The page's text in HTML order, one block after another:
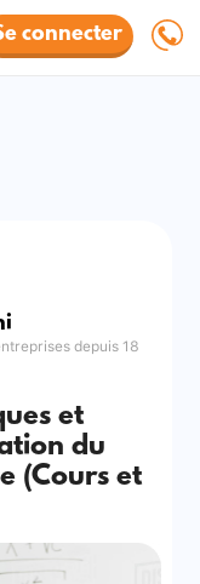
connecter
depuis 18
et
du
(Cours et